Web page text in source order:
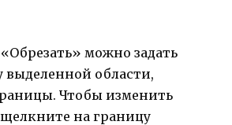
можно задать
выделенной области,
Чтобы изменить
на границу